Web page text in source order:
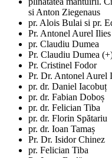
si Anton Ziegenaus
pr. Alois Bulai si pr.
Pr. Antonel Aurel Ilies
pr. Claudiu Dumea
Pr. Claudiu Dumea
Pr. Cristinel Fodor
Pr. Dr. Antonel Aurel
pr. dr. Daniel Iacobuț
pr. dr. Fabian Doboș
pr. dr. Felician Tiba
pr. dr. Florin Spătariu
pr. dr. Ioan Tamaș
Pr. Dr. Isidor Chinez
pr. Felician Tiba